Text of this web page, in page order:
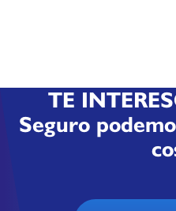
TE
Seguro